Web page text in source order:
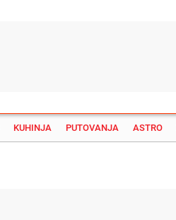
KUHINJA PUTOVANJA ASTRO